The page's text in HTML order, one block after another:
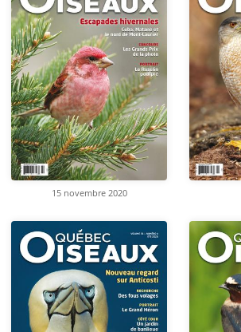
15 novembre 2020